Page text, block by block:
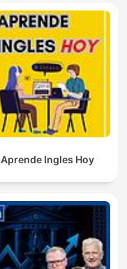
Aprende Ingles Hoy